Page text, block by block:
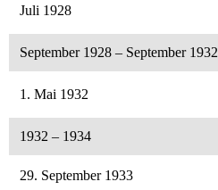
Juli 1928
September 1928 – September 1932
1. Mai 1932
1932 – 1934
29. September 1933